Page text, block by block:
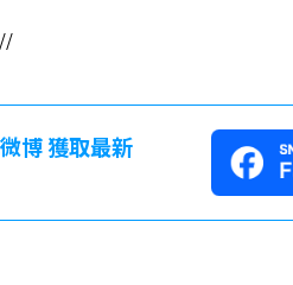
博 獲取最新